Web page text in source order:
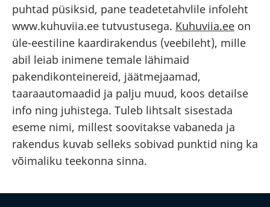
puhtad püsiksid, pane teadetetahvlile infoleht
www.kuhuviia.ee tutvustusega. Kuhuviia.ee on
üle-eestiline kaardirakendus (veebileht), mille
abil leiab inimene temale lähimaid
pakendikonteinereid, jäätmejaamad,
taaraautomaadid ja palju muud, koos detailse
info ning juhistega. Tuleb lihtsalt sisestada
eseme nimi, millest soovitakse vabaneda ja
rakendus kuvab selleks sobivad punktid ning ka
võimaliku teekonna sinna.